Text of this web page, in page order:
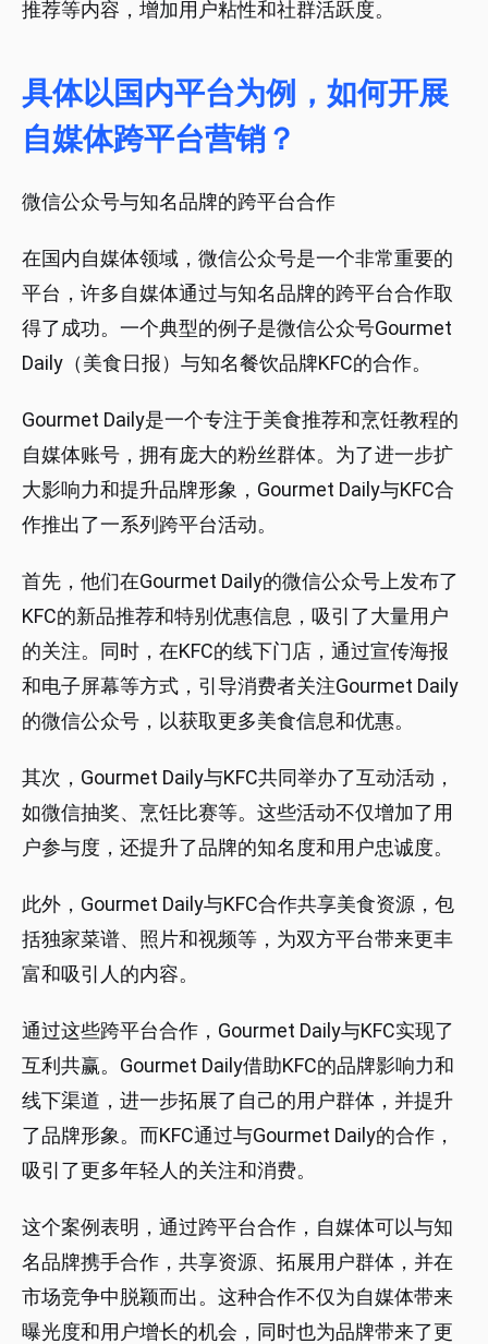
推荐等内容，增加用户粘性和社群活跃度。
具体以国内平台为例，如何开展
自媒体跨平台营销？
微信公众号与知名品牌的跨平台合作
在国内自媒体领域，微信公众号是一个非常重要的
平台，许多自媒体通过与知名品牌的跨平台合作取
得了成功。一个典型的例子是微信公众号Gourmet
Daily（美食日报）与知名餐饮品牌KFC的合作。
Gourmet Daily是一个专注于美食推荐和烹饪教程的
自媒体账号，拥有庞大的粉丝群体。为了进一步扩
大影响力和提升品牌形象，Gourmet Daily与KFC合
作推出了一系列跨平台活动。
首先，他们在Gourmet Daily的微信公众号上发布了
KFC的新品推荐和特别优惠信息，吸引了大量用户
的关注。同时，在KFC的线下门店，通过宣传海报
和电子屏幕等方式，引导消费者关注Gourmet Daily
的微信公众号，以获取更多美食信息和优惠。
其次，Gourmet Daily与KFC共同举办了互动活动，
如微信抽奖、烹饪比赛等。这些活动不仅增加了用
户参与度，还提升了品牌的知名度和用户忠诚度。
此外，Gourmet Daily与KFC合作共享美食资源，包
括独家菜谱、照片和视频等，为双方平台带来更丰
富和吸引人的内容。
通过这些跨平台合作，Gourmet Daily与KFC实现了
互利共赢。Gourmet Daily借助KFC的品牌影响力和
线下渠道，进一步拓展了自己的用户群体，并提升
了品牌形象。而KFC通过与Gourmet Daily的合作，
吸引了更多年轻人的关注和消费。
这个案例表明，通过跨平台合作，自媒体可以与知
名品牌携手合作，共享资源、拓展用户群体，并在
市场竞争中脱颖而出。这种合作不仅为自媒体带来
曝光度和用户增长的机会，同时也为品牌带来了更